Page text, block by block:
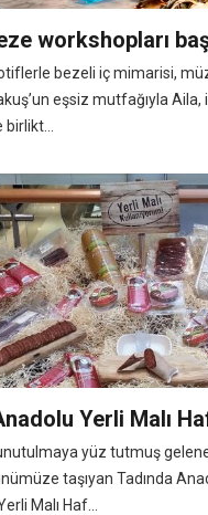
workshopları
bezeli iç mimarisi,
eşsiz mutfağıyla
Yerli Malı
yüz tutmuş
taşıyan Tadında
Malı Haf...